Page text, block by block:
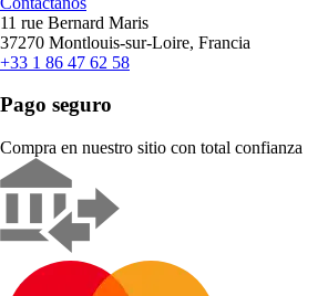
11 rue Bernard Maris
37270 Montlouis-sur-Loire, Francia
+33 1 86 47 62 58
Pago seguro
Compra en nuestro sitio con total confianza